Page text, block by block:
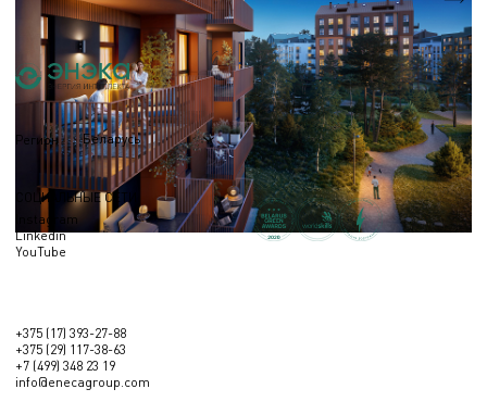
S = 20 000 м.кв.
Регион Беларусь
СОЦИАЛЬНЫЕ СЕТИ
Instagram
Linkedin
YouTube
+375 (17) 393-27-88
+375 (29) 117-38-63
+7 (499) 348 23 19
info@enecagroup.com